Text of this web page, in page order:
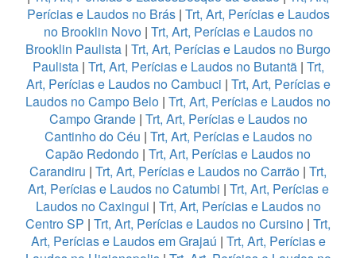
Perícias e Laudos no Brás| Trt, Art, Perícias e Laudos
no Brooklin Novo| Trt, Art, Perícias e Laudos no
Brooklin Paulista | Trt, Art, Perícias e Laudos no Burgo
Paulista| Trt, Art, Perícias e Laudos no Butantã| Trt,
Art, Perícias e Laudos no Cambuci | Trt, Art, Perícias e
Laudos no Campo Belo | Trt, Art, Perícias e Laudos no
Campo Grande| Trt, Art, Perícias e Laudos no
Cantinho do Céu | Trt, Art, Perícias e Laudos no
Capão Redondo | Trt, Art, Perícias e Laudos no
Carandiru | Trt, Art, Perícias e Laudos no Carrão | Trt,
Art, Perícias e Laudos no Catumbi | Trt, Art, Perícias e
Laudos no Caxingui | Trt, Art, Perícias e Laudos no
Centro SP | Trt, Art, Perícias e Laudos no Cursino | Trt,
Art, Perícias e Laudos em Grajaú | Trt, Art, Perícias e